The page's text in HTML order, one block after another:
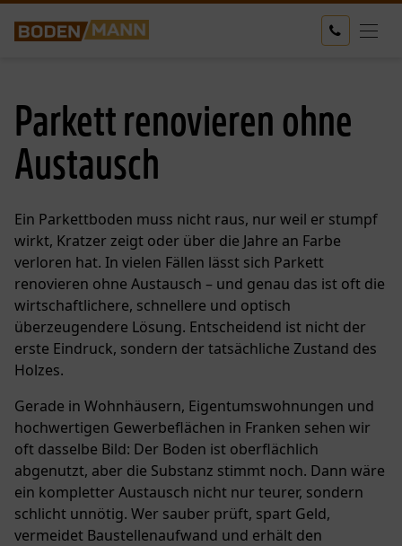
Parkett renovieren ohne
Austausch
Ein Parkettboden muss nicht raus, nur weil er stumpf
wirkt, Kratzer zeigt oder über die Jahre an Farbe
verloren hat. In vielen Fällen lässt sich Parkett
renovieren ohne Austausch – und genau das ist oft die
wirtschaftlichere, schnellere und optisch
überzeugendere Lösung. Entscheidend ist nicht der
erste Eindruck, sondern der tatsächliche Zustand des
Holzes.
Gerade in Wohnhäusern, Eigentumswohnungen und
hochwertigen Gewerbeflächen in Franken sehen wir
oft dasselbe Bild: Der Boden ist oberflächlich
abgenutzt, aber die Substanz stimmt noch. Dann wäre
ein kompletter Austausch nicht nur teurer, sondern
schlicht unnötig. Wer sauber prüft, spart Geld,
vermeidet Baustellenaufwand und erhält den